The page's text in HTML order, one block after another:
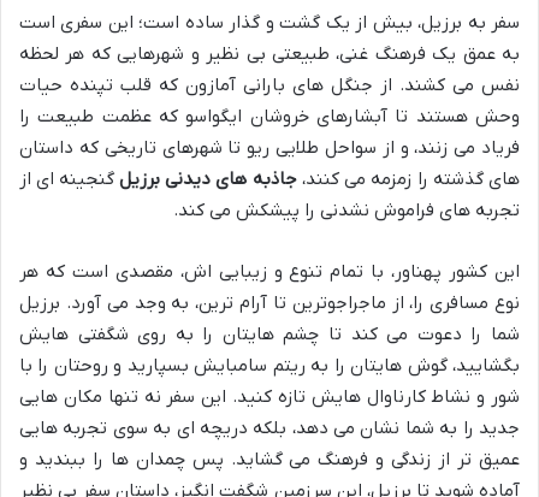
سفر به برزیل، بیش از یک گشت و گذار ساده است؛ این سفری است
به عمق یک فرهنگ غنی، طبیعتی بی نظیر و شهرهایی که هر لحظه
نفس می کشند. از جنگل های بارانی آمازون که قلب تپنده حیات
وحش هستند تا آبشارهای خروشان ایگواسو که عظمت طبیعت را
فریاد می زنند، و از سواحل طلایی ریو تا شهرهای تاریخی که داستان
های گذشته را زمزمه می کنند،جاذبه های دیدنی برزیلگنجینه ای از
تجربه های فراموش نشدنی را پیشکش می کند.
این کشور پهناور، با تمام تنوع و زیبایی اش، مقصدی است که هر
نوع مسافری را، از ماجراجوترین تا آرام ترین، به وجد می آورد. برزیل
شما را دعوت می کند تا چشم هایتان را به روی شگفتی هایش
بگشایید، گوش هایتان را به ریتم سامبایش بسپارید و روحتان را با
شور و نشاط کارناوال هایش تازه کنید. این سفر نه تنها مکان هایی
جدید را به شما نشان می دهد، بلکه دریچه ای به سوی تجربه هایی
عمیق تر از زندگی و فرهنگ می گشاید. پس چمدان ها را ببندید و
آماده شوید تا برزیل، این سرزمین شگفت انگیز، داستان سفر بی نظیر